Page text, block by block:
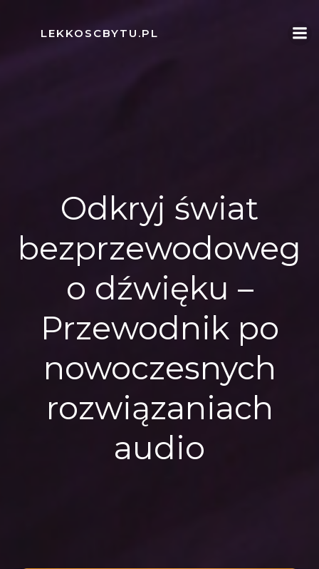
LEKKOSCBYTU.PL
Odkryj świat
bezprzewodoweg
o dźwięku –
Przewodnik po
nowoczesnych
rozwiązaniach
audio